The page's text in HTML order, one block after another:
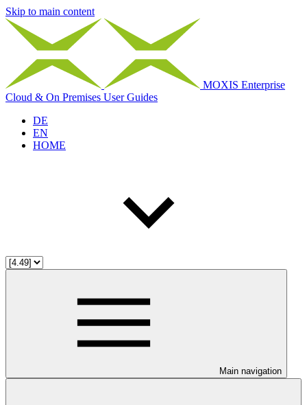
Skip to main content
MOXIS Enterprise
Cloud & On Premises User Guides
DE
EN
HOME
Main navigation